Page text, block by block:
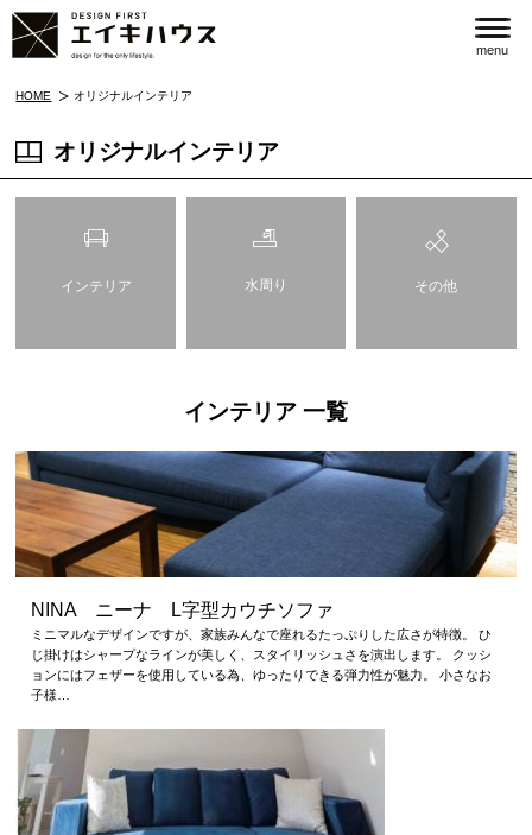
menu
HOME オリジナルインテリア
オリジナルインテリア
インテリア 水周り その他
インテリア 一覧
NINA ニーナ L字型カウチソファ
ミニマルなデザインですが、家族みんなで座れるたっぷりした広さが特徴。 ひ
じ掛けはシャープなラインが美しく、スタイリッシュさを演出します。 クッシ
ョンにはフェザーを使用している為、ゆったりできる弾力性が魅力。 小さなお
子様…